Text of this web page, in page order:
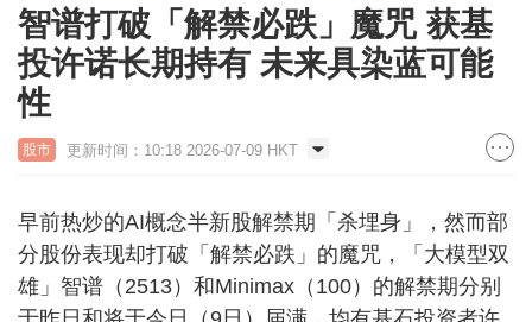
智谱打破「解禁必跌」魔咒 获基
投许诺长期持有 未来具染蓝可能
性
股市 更新时间：10:18 2026-07-09 HKT
早前热炒的AI概念半新股解禁期「杀埋身」，然而部
分股份表现却打破「解禁必跌」的魔咒，「大模型双
雄」智谱（2513）和Minimax（100）的解禁期分别